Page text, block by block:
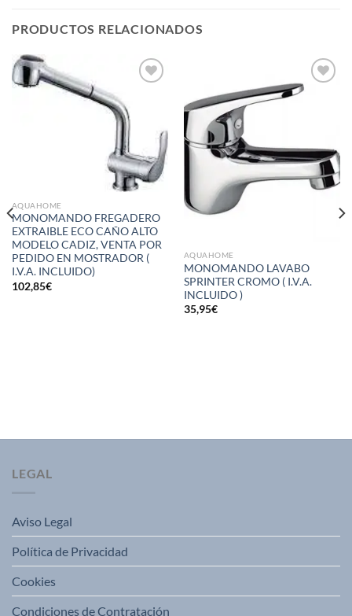
PRODUCTOS RELACIONADOS
AQUAHOME
MONOMANDO FREGADERO
EXTRAIBLE ECO CAÑO ALTO
MODELO CADIZ, VENTA POR
PEDIDO EN MOSTRADOR (
I.V.A. INCLUIDO)
102,85€
AQUAHOME
MONOMANDO LAVABO
SPRINTER CROMO ( I.V.A.
INCLUIDO )
35,95€
LEGAL
Aviso Legal
Política de Privacidad
Cookies
Condiciones de Contratación